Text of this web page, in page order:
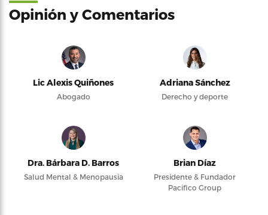
Opinión y Comentarios
Lic Alexis Quiñones
Abogado
Adriana Sánchez
Derecho y deporte
Dra. Bárbara D. Barros
Salud Mental & Menopausia
Brian Díaz
Presidente & Fundador
Pacifico Group